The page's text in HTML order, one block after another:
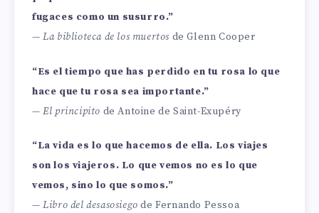
fugaces como un susurro.”
—La biblioteca de los muertos de Glenn Cooper
“Es el tiempo que has perdido en tu rosa lo que
hace que tu rosa sea importante.”
—El principito de Antoine de Saint-Exupéry
“La vida es lo que hacemos de ella. Los viajes
son los viajeros. Lo que vemos no es lo que
vemos, sino lo que somos.”
—Libro del desasosiego de Fernando Pessoa